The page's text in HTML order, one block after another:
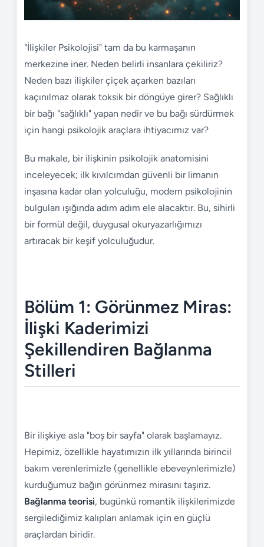
"İlişkiler Psikolojisi" tam da bu karmaşanın
merkezine iner. Neden belirli insanlara çekiliriz?
Neden bazı ilişkiler çiçek açarken bazıları
kaçınılmaz olarak toksik bir döngüye girer? Sağlıklı
bir bağı "sağlıklı" yapan nedir ve bu bağı sürdürmek
için hangi psikolojik araçlara ihtiyacımız var?
Bu makale, bir ilişkinin psikolojik anatomisini
inceleyecek; ilk kıvılcımdan güvenli bir limanın
inşasına kadar olan yolculuğu, modern psikolojinin
bulguları ışığında adım adım ele alacaktır. Bu, sihirli
bir formül değil, duygusal okuryazarlığımızı
artıracak bir keşif yolculuğudur.
Bölüm 1: Görünmez Miras:
İlişki Kaderimizi
Şekillendiren Bağlanma
Stilleri
Bir ilişkiye asla "boş bir sayfa" olarak başlamayız.
Hepimiz, özellikle hayatımızın ilk yıllarında birincil
bakım verenlerimizle (genellikle ebeveynlerimizle)
kurduğumuz bağın görünmez mirasını taşırız.
Bağlanma teorisi, bugünkü romantik ilişkilerimizde
sergilediğimiz kalıpları anlamak için en güçlü
araçlardan biridir.